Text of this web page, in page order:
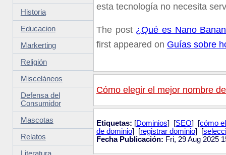
esta tecnología no necesita
The post ¿Qué es Nano
first appeared on Guías sobre
Cómo elegir el mejor nombre
Etiquetas: [Dominios] [SEO] [cómo
de dominio] [registrar dominio] [
Fecha Publicación: Fri, 29 Aug 2025
Historia
Educacion
Markerting
Religión
Misceláneos
Defensa del
Consumidor
Mascotas
Relatos
Literatura